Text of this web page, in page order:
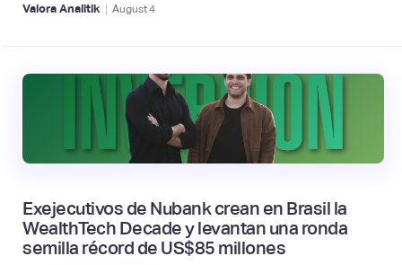
Valora Analitik | August4
Exejecutivos de Nubank crean en Brasil la
WealthTech Decade y levantan una ronda
semilla récord de US$85 millones